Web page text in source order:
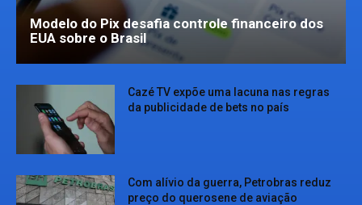
Modelo do Pix desafia controle financeiro dos
EUA sobre o Brasil
Cazé TV expõe uma lacuna nas regras
da publicidade de bets no país
Com alívio da guerra, Petrobras reduz
preço do querosene de aviação